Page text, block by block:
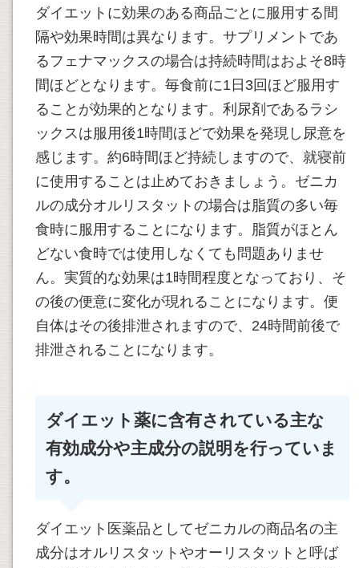
ダイエットに効果のある商品ごとに服用する間
隔や効果時間は異なります。サプリメントであ
るフェナマックスの場合は持続時間はおよそ8時
間ほどとなります。毎食前に1日3回ほど服用す
ることが効果的となります。利尿剤であるラシ
ックスは服用後1時間ほどで効果を発現し尿意を
感じます。約6時間ほど持続しますので、就寝前
に使用することは止めておきましょう。ゼニカ
ルの成分オルリスタットの場合は脂質の多い毎
食時に服用することになります。脂質がほとん
どない食時では使用しなくても問題ありませ
ん。実質的な効果は1時間程度となっており、そ
の後の便意に変化が現れることになります。便
自体はその後排泄されますので、24時間前後で
排泄されることになります。
ダイエット薬に含有されている主な
有効成分や主成分の説明を行っていま
す。
ダイエット医薬品としてゼニカルの商品名の主
成分はオルリスタットやオーリスタットと呼ば